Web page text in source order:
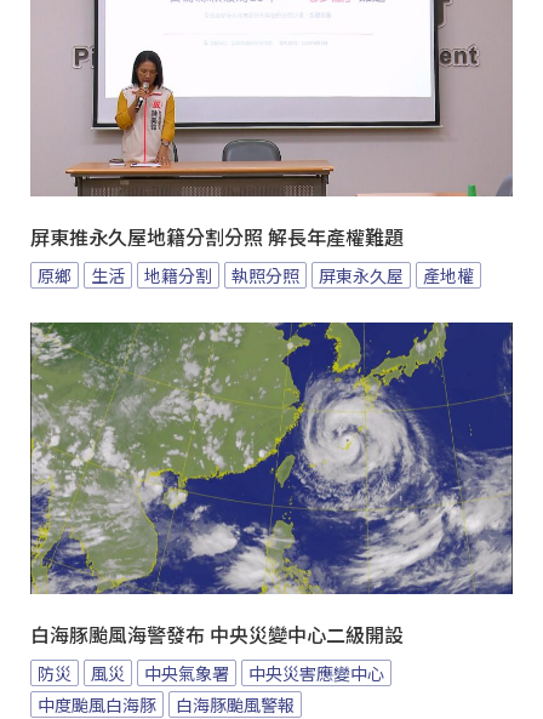
屏東推永久屋地籍分割分照 解長年產權難題
原鄉 生活 地籍分割 執照分照 屏東永久屋 產地權
白海豚颱風海警發布 中央災變中心二級開設
防災 風災 中央氣象署
中央災害應變中心
中度颱風白海豚
白海豚颱風警報